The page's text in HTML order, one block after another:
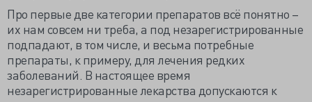
Про первые две категории препаратов всё понятно –
их нам совсем ни треба, а под незарегистрированные
подпадают, в том числе, и весьма потребные
препараты, к примеру, для лечения редких
заболеваний. В настоящее время
незарегистрированные лекарства допускаются к